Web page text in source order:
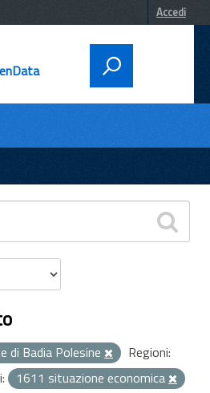
Accedi
di Badia Polesine
Regioni:
1611 situazione economica